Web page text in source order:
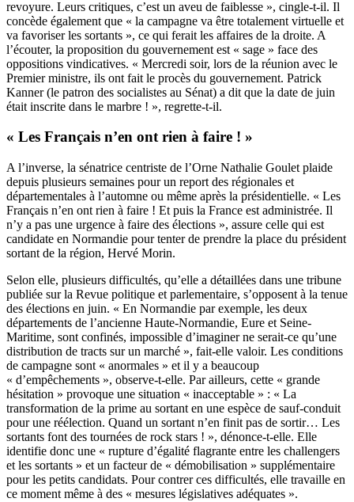
revoyure. Leurs critiques, c’est un aveu de faiblesse », cingle-t-il. Il
concède également que « la campagne va être totalement virtuelle et
va favoriser les sortants », ce qui ferait les affaires de la droite. A
l’écouter, la proposition du gouvernement est « sage » face des
oppositions vindicatives. « Mercredi soir, lors de la réunion avec le
Premier ministre, ils ont fait le procès du gouvernement. Patrick
Kanner (le patron des socialistes au Sénat) a dit que la date de juin
était inscrite dans le marbre ! », regrette-t-il.
« Les Français n’en ont rien à faire ! »
A l’inverse, la sénatrice centriste de l’Orne Nathalie Goulet plaide
depuis plusieurs semaines pour un report des régionales et
départementales à l’automne ou même après la présidentielle. « Les
Français n’en ont rien à faire ! Et puis la France est administrée. Il
n’y a pas une urgence à faire des élections », assure celle qui est
candidate en Normandie pour tenter de prendre la place du président
sortant de la région, Hervé Morin.
Selon elle, plusieurs difficultés, qu’elle a détaillées dans une tribune
publiée surla Revue politique et parlementaire, s’opposent à la tenue
des élections en juin. « En Normandie par exemple, les deux
départements de l’ancienne Haute-Normandie, Eure et Seine-
Maritime, sont confinés, impossible d’imaginer ne serait-ce qu’une
distribution de tracts sur un marché », fait-elle valoir. Les conditions
de campagne sont « anormales » et il y a beaucoup
« d’empêchements », observe-t-elle. Par ailleurs, cette « grande
hésitation » provoque une situation « inacceptable » : « La
transformation de la prime au sortant en une espèce de sauf-conduit
pour une réélection. Quand un sortant n’en finit pas de sortir… Les
sortants font des tournées de rock stars ! », dénonce-t-elle. Elle
identifie donc une « rupture d’égalité flagrante entre les challengers
et les sortants » et un facteur de « démobilisation » supplémentaire
pour les petits candidats. Pour contrer ces difficultés, elle travaille en
ce moment même à des « mesures législatives adéquates ».